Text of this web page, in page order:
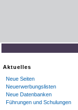
Aktuelles
Neue Seiten
Neuerwerbungslisten
Neue Datenbanken
Führungen und Schulungen